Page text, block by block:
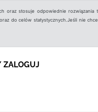
stosuje odpowiednie rozwiązania
do celów statystycznych.Jeśli nie
ZALOGUJ